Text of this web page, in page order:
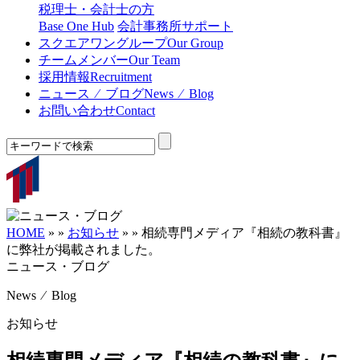
税理士・会計士の方
Base One Hub 会計事務所サポート
スクエアワングループOur Group
チームメンバーOur Team
採用情報Recruitment
ニュース ⁄ ブログNews ⁄ Blog
お問い合わせContact
HOME » » お知らせ » » 相続専門メディア『相続の教科書』
に弊社が掲載されました。
ニュース・ブログ
News ⁄ Blog
お知らせ